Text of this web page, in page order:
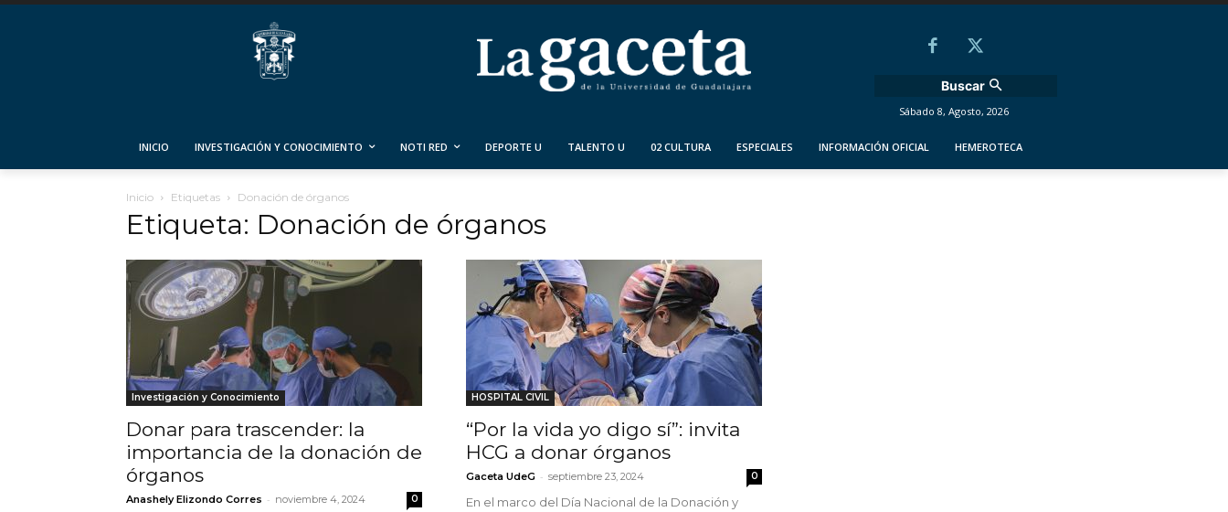
Buscar
Sábado 8, Agosto, 2026
INICIO INVESTIGACIÓN Y CONOCIMIENTO NOTI RED DEPORTE U TALENTO U 02 CULTURA ESPECIALES INFORMACIÓN OFICIAL HEMEROTECA
Inicio Etiquetas Donación de órganos
Etiqueta: Donación de órganos
Investigación y Conocimiento
Donar para trascender: la
importancia de la donación de
órganos
Anashely Elizondo Corres - noviembre 4, 2024 0
HOSPITAL CIVIL
“Por la vida yo digo sí”: invita
HCG a donar órganos
Gaceta UdeG - septiembre 23, 2024 0
En el marco del Día Nacional de la Donación y